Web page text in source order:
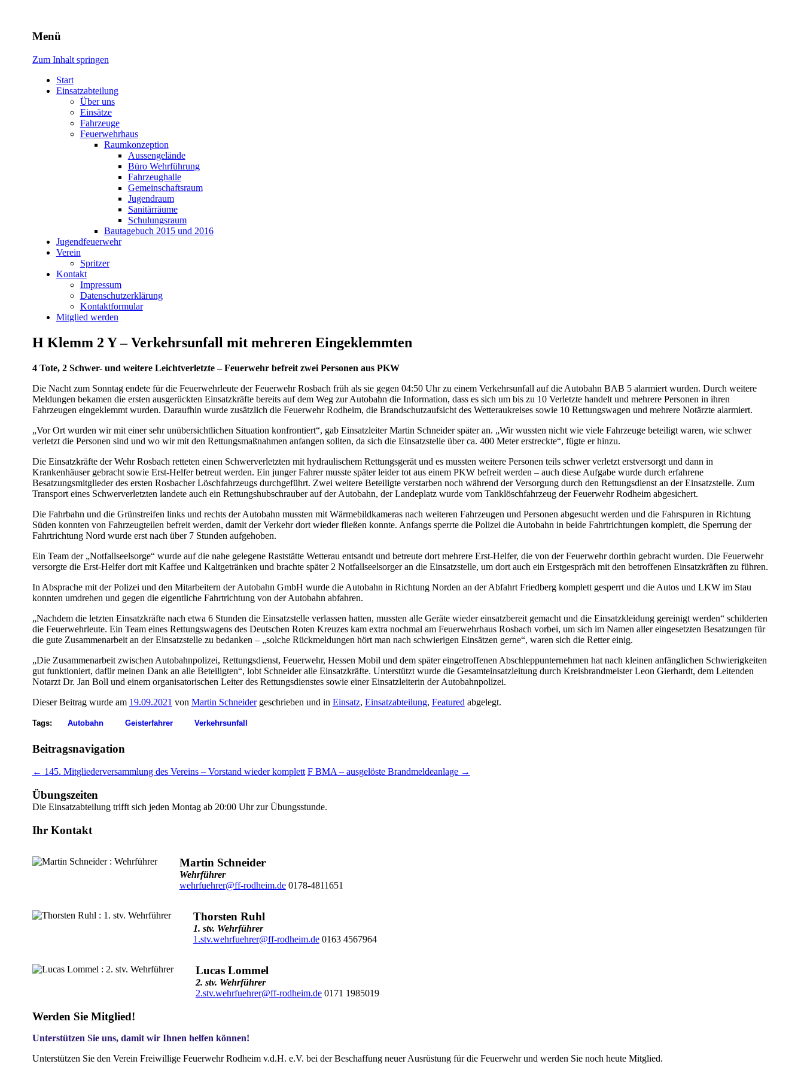
Freiwillige Feuerwehr Rodheim v.d.H.
Menü
Zum Inhalt springen
Start
Einsatzabteilung
Über uns
Einsätze
Fahrzeuge
Feuerwehrhaus
Raumkonzeption
Aussengelände
Büro Wehrführung
Fahrzeughalle
Gemeinschaftsraum
Jugendraum
Sanitärräume
Schulungsraum
Bautagebuch 2015 und 2016
Jugendfeuerwehr
Verein
Spritzer
Kontakt
Impressum
Datenschutzerklärung
Kontaktformular
Mitglied werden
H Klemm 2 Y – Verkehrsunfall mit mehreren Eingeklemmten
4 Tote, 2 Schwer- und weitere Leichtverletzte – Feuerwehr befreit zwei Personen aus PKW
Die Nacht zum Sonntag endete für die Feuerwehrleute der Feuerwehr Rosbach früh als sie gegen 04:50 Uhr zu einem Verkehrsunfall auf die Autobahn BAB 5 alarmiert wurden. Durch weitere
Meldungen bekamen die ersten ausgerückten Einsatzkräfte bereits auf dem Weg zur Autobahn die Information, dass es sich um bis zu 10 Verletzte handelt und mehrere Personen in ihren
Fahrzeugen eingeklemmt wurden. Daraufhin wurde zusätzlich die Feuerwehr Rodheim, die Brandschutzaufsicht des Wetteraukreises sowie 10 Rettungswagen und mehrere Notärzte alarmiert.
„Vor Ort wurden wir mit einer sehr unübersichtlichen Situation konfrontiert“, gab Einsatzleiter Martin Schneider später an. „Wir wussten nicht wie viele Fahrzeuge beteiligt waren, wie schwer
verletzt die Personen sind und wo wir mit den Rettungsmaßnahmen anfangen sollten, da sich die Einsatzstelle über ca. 400 Meter erstreckte“, fügte er hinzu.
Die Einsatzkräfte der Wehr Rosbach retteten einen Schwerverletzten mit hydraulischem Rettungsgerät und es mussten weitere Personen teils schwer verletzt erstversorgt und dann in
Krankenhäuser gebracht sowie Erst-Helfer betreut werden. Ein junger Fahrer musste später leider tot aus einem PKW befreit werden – auch diese Aufgabe wurde durch erfahrene
Besatzungsmitglieder des ersten Rosbacher Löschfahrzeugs durchgeführt. Zwei weitere Beteiligte verstarben noch während der Versorgung durch den Rettungsdienst an der Einsatzstelle. Zum
Transport eines Schwerverletzten landete auch ein Rettungshubschrauber auf der Autobahn, der Landeplatz wurde vom Tanklöschfahrzeug der Feuerwehr Rodheim abgesichert.
Die Fahrbahn und die Grünstreifen links und rechts der Autobahn mussten mit Wärmebildkameras nach weiteren Fahrzeugen und Personen abgesucht werden und die Fahrspuren in Richtung
Süden konnten von Fahrzeugteilen befreit werden, damit der Verkehr dort wieder fließen konnte. Anfangs sperrte die Polizei die Autobahn in beide Fahrtrichtungen komplett, die Sperrung der
Fahrtrichtung Nord wurde erst nach über 7 Stunden aufgehoben.
Ein Team der „Notfallseelsorge“ wurde auf die nahe gelegene Raststätte Wetterau entsandt und betreute dort mehrere Erst-Helfer, die von der Feuerwehr dorthin gebracht wurden. Die Feuerwehr
versorgte die Erst-Helfer dort mit Kaffee und Kaltgetränken und brachte später 2 Notfallseelsorger an die Einsatzstelle, um dort auch ein Erstgespräch mit den betroffenen Einsatzkräften zu führen.
In Absprache mit der Polizei und den Mitarbeitern der Autobahn GmbH wurde die Autobahn in Richtung Norden an der Abfahrt Friedberg komplett gesperrt und die Autos und LKW im Stau
konnten umdrehen und gegen die eigentliche Fahrtrichtung von der Autobahn abfahren.
„Nachdem die letzten Einsatzkräfte nach etwa 6 Stunden die Einsatzstelle verlassen hatten, mussten alle Geräte wieder einsatzbereit gemacht und die Einsatzkleidung gereinigt werden“ schilderten
die Feuerwehrleute. Ein Team eines Rettungswagens des Deutschen Roten Kreuzes kam extra nochmal am Feuerwehrhaus Rosbach vorbei, um sich im Namen aller eingesetzten Besatzungen für
die gute Zusammenarbeit an der Einsatzstelle zu bedanken – „solche Rückmeldungen hört man nach schwierigen Einsätzen gerne“, waren sich die Retter einig.
„Die Zusammenarbeit zwischen Autobahnpolizei, Rettungsdienst, Feuerwehr, Hessen Mobil und dem später eingetroffenen Abschleppunternehmen hat nach kleinen anfänglichen Schwierigkeiten
gut funktioniert, dafür meinen Dank an alle Beteiligten“, lobt Schneider alle Einsatzkräfte. Unterstützt wurde die Gesamteinsatzleitung durch Kreisbrandmeister Leon Gierhardt, dem Leitenden
Notarzt Dr. Jan Boll und einem organisatorischen Leiter des Rettungsdienstes sowie einer Einsatzleiterin der Autobahnpolizei.
Dieser Beitrag wurde am 19.09.2021 von Martin Schneidergeschrieben und in Einsatz, Einsatzabteilung, Featured abgelegt.
Tags: Autobahn Geisterfahrer Verkehrsunfall
Beitragsnavigation
← 145. Mitgliederversammlung des Vereins – Vorstand wieder komplett F BMA – ausgelöste Brandmeldeanlage →
Übungszeiten
Die Einsatzabteilung trifft sich jeden Montag ab 20:00 Uhr zur Übungsstunde.
Ihr Kontakt
Martin Schneider
Wehrführer
wehrfuehrer@ff-rodheim.de0178-4811651
Thorsten Ruhl
1. stv. Wehrführer
1.stv.wehrfuehrer@ff-rodheim.de0163 4567964
Lucas Lommel
2. stv. Wehrführer
2.stv.wehrfuehrer@ff-rodheim.de0171 1985019
Werden Sie Mitglied!
Unterstützen Sie uns, damit wir Ihnen helfen können!
Unterstützen Sie den Verein Freiwillige Feuerwehr Rodheim v.d.H. e.V. bei der Beschaffung neuer Ausrüstung für die Feuerwehr und werden Sie noch heute Mitglied.